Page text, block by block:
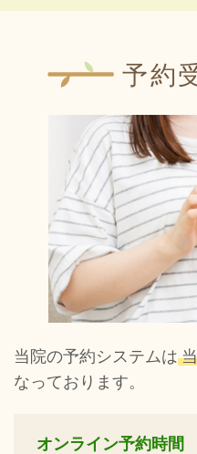
予約
当院の予約システムは
なっております。
オンライン予約時間